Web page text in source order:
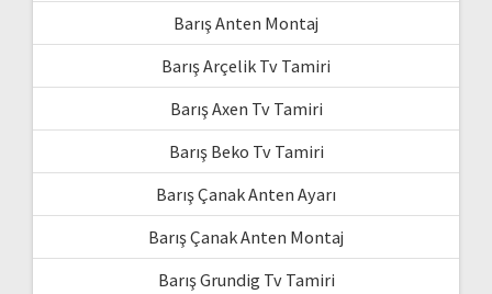
Barış Anten Montaj
Barış Arçelik Tv Tamiri
Barış Axen Tv Tamiri
Barış Beko Tv Tamiri
Barış Çanak Anten Ayarı
Barış Çanak Anten Montaj
Barış Grundig Tv Tamiri